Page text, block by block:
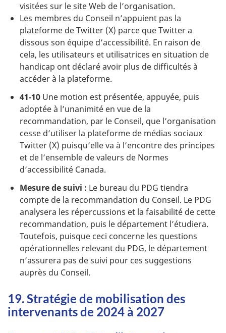
visitées sur le site Web de l’organisation.
Les membres du Conseil n’appuient pas la
plateforme de Twitter (X) parce que Twitter a
dissous son équipe d’accessibilité. En raison de
cela, les utilisateurs et utilisatrices en situation de
handicap ont déclaré avoir plus de difficultés à
accéder à la plateforme.
41‑10 Une motion est présentée, appuyée, puis
adoptée à l’unanimité en vue de la
recommandation, par le Conseil, que l’organisation
cesse d’utiliser la plateforme de médias sociaux
Twitter (X) puisqu’elle va à l’encontre des principes
et de l’ensemble de valeurs de Normes
d’accessibilité Canada.
Mesure de suivi : Le bureau du PDG tiendra
compte de la recommandation du Conseil. Le PDG
analysera les répercussions et la faisabilité de cette
recommandation, puis le département l’étudiera.
Toutefois, puisque ceci concerne les questions
opérationnelles relevant du PDG, le département
n’assurera pas de suivi pour ces suggestions
auprès du Conseil.
19. Stratégie de mobilisation des
intervenants de 2024 à 2027